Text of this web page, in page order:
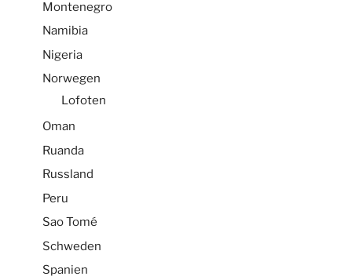
Montenegro
Namibia
Nigeria
Norwegen
Lofoten
Oman
Ruanda
Russland
Peru
Sao Tomé
Schweden
Spanien